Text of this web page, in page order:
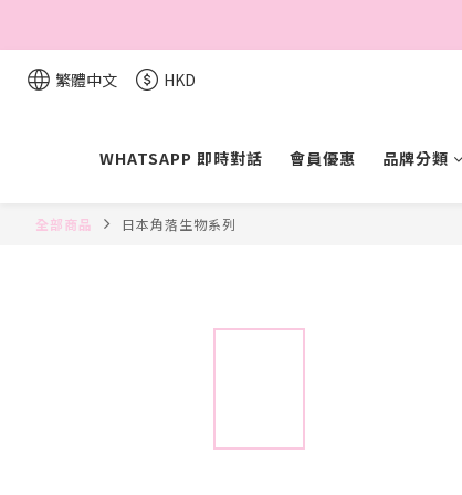
繁體中文 HKD
WHATSAPP 即時對話 會員優惠 品牌分類
全部商品 日本角落生物系列